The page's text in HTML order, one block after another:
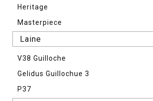
Heritage
Masterpiece
Laine
V38 Guilloche
Gelidus Guillochue 3
P37